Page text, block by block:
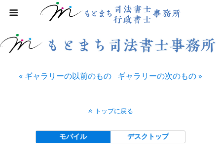
« ギャラリーの以前のもの ギャラリーの次のもの »
トップに戻る
モバイル デスクトップ